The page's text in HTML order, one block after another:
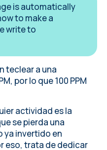
is automatically
to make a
write to
teclear a una
por lo que 100 PPM
actividad es la
se pierda una
ya invertido en
eso, trata de dedicar